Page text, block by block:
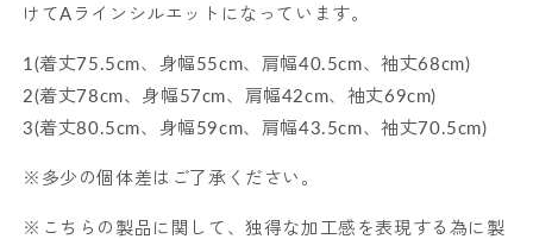
けてAラインシルエットになっています。
1(着丈75.5cm、身幅55cm、肩幅40.5cm、袖丈68cm)
2(着丈78cm、身幅57cm、肩幅42cm、袖丈69cm)
3(着丈80.5cm、身幅59cm、肩幅43.5cm、袖丈70.5cm)
※多少の個体差はご了承ください。
※こちらの製品に関して、独得な加工感を表現する為に製